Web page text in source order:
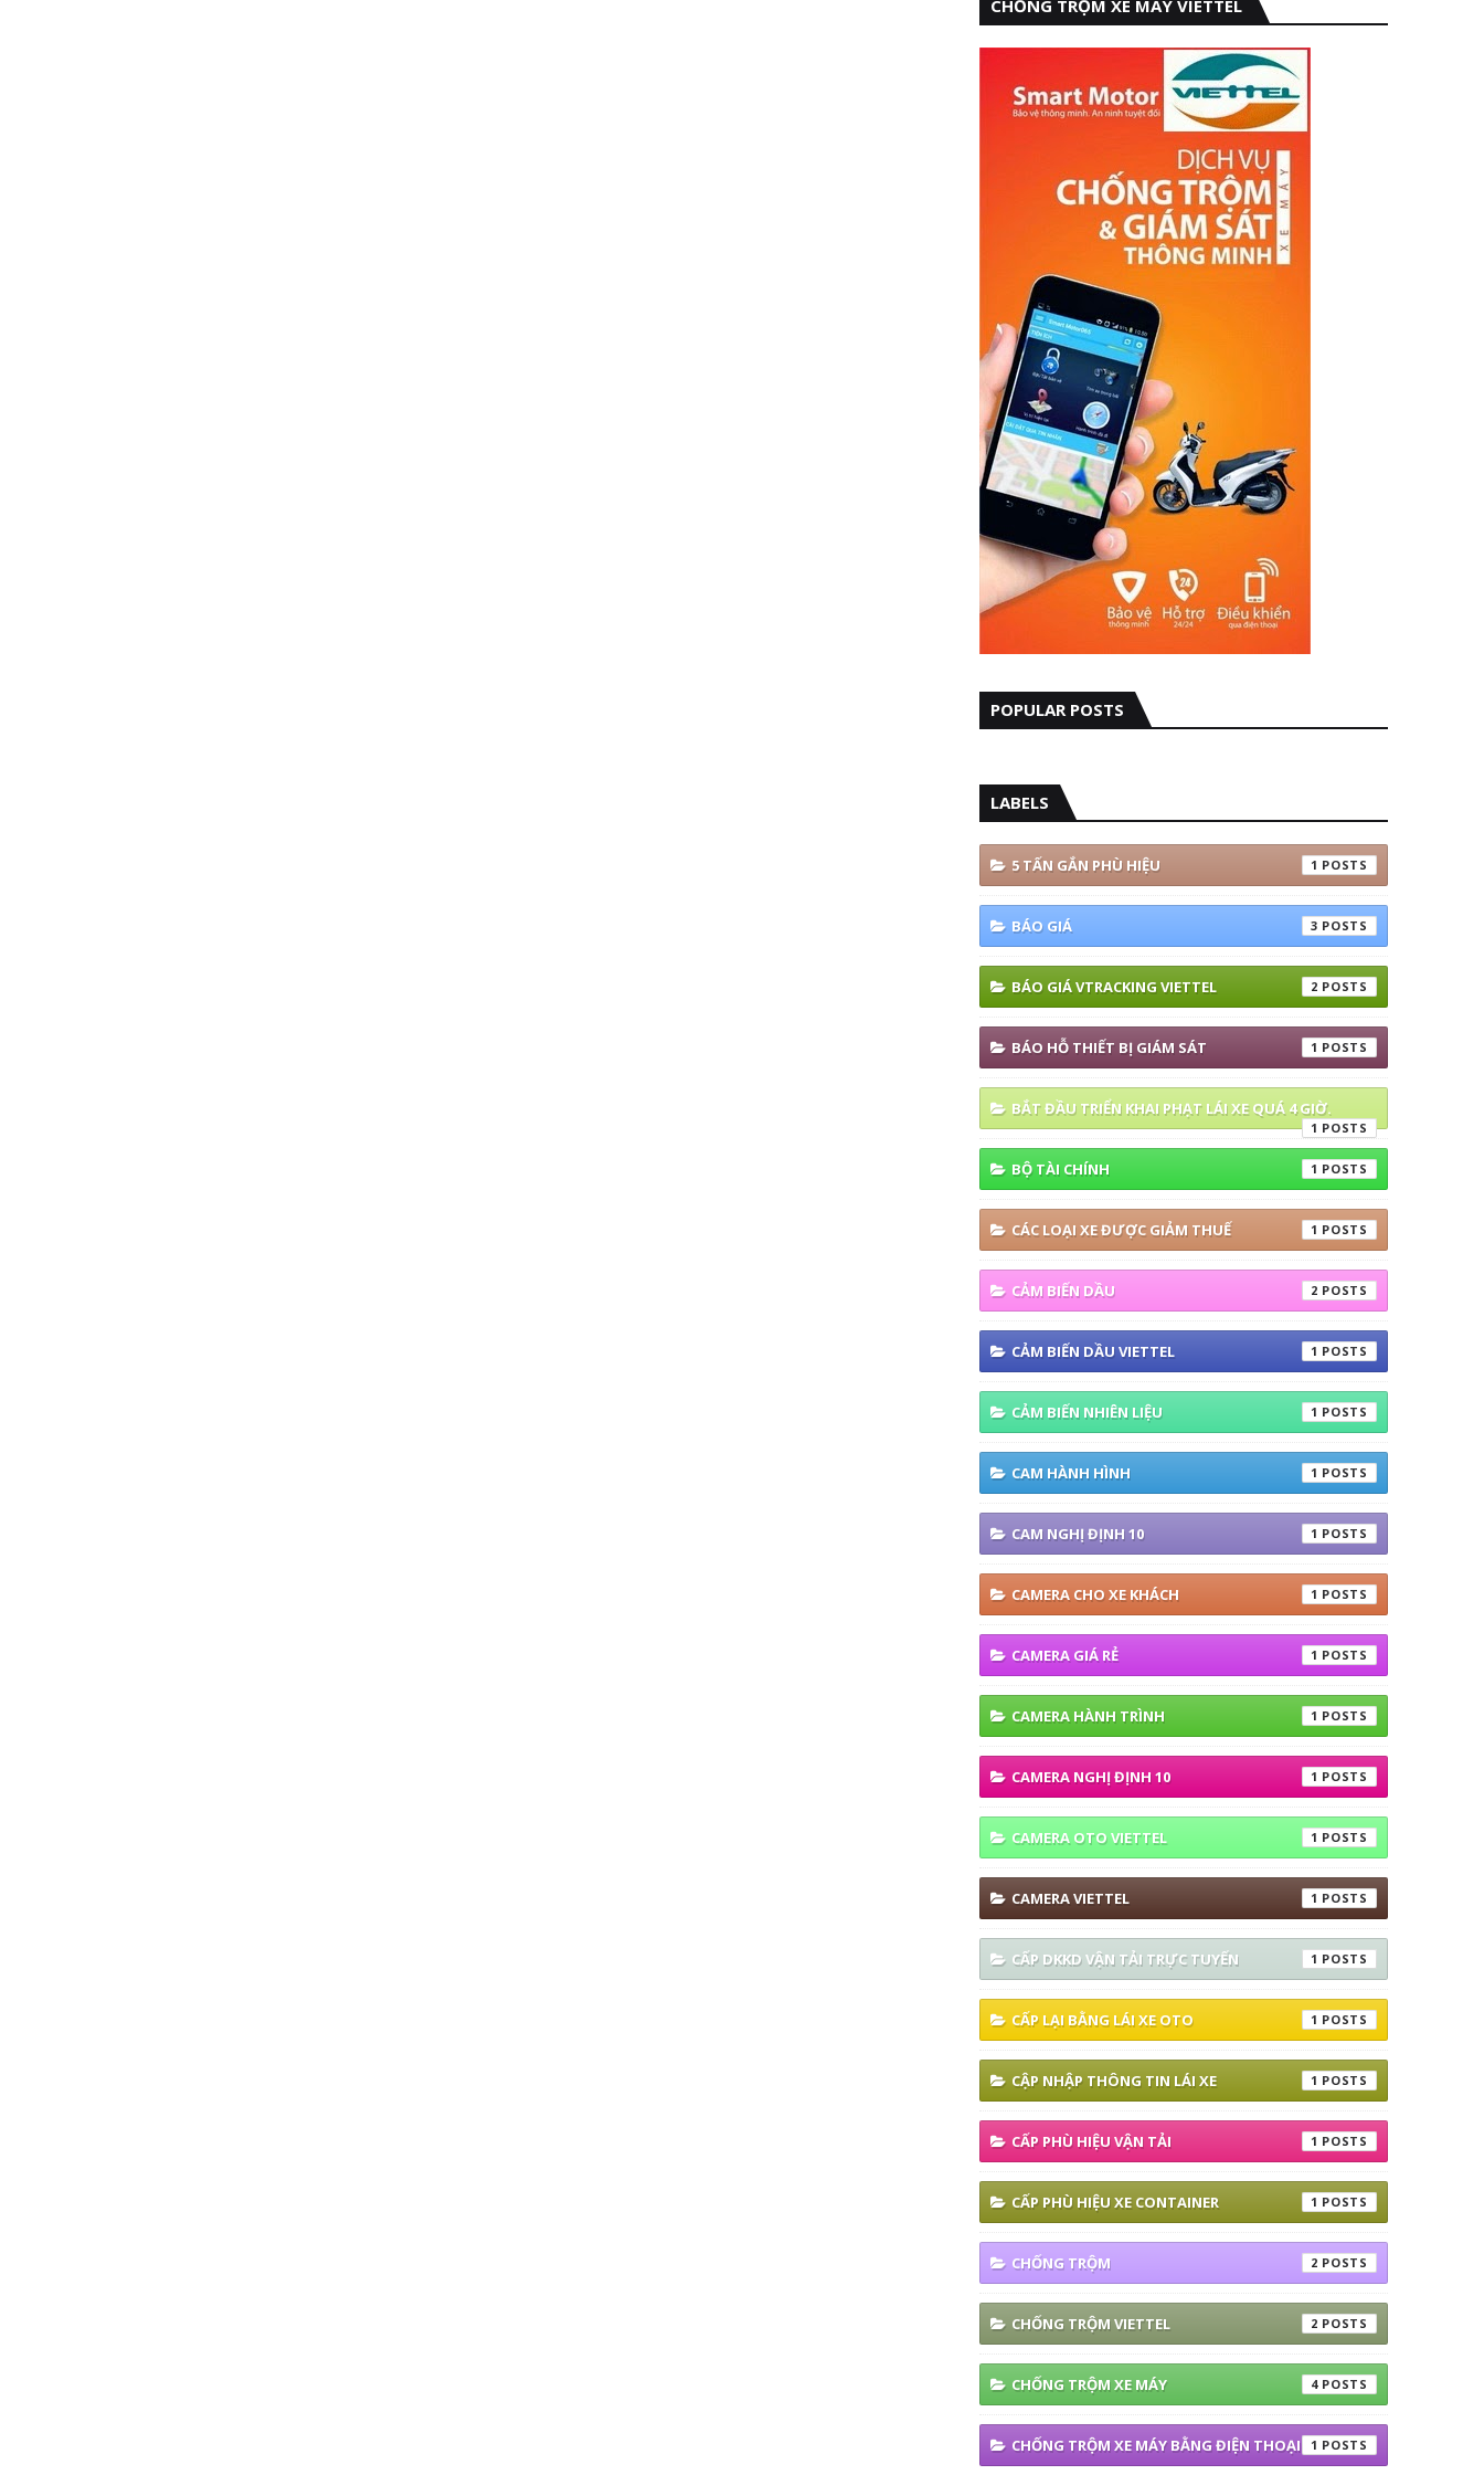
CHỐNG TRỘM XE MÁY VIETTEL
POPULAR POSTS
LABELS
5 TẤN GẮN PHÙ HIỆU 1
BÁO GIÁ 3
BÁO GIÁ VTRACKING VIETTEL 2
BÁO HỖ THIẾT BỊ GIÁM SÁT 1
BẮT ĐẦU TRIỂN KHAI PHẠT LÁI XE QUÁ 4 GIỜ.
1
BỘ TÀI CHÍNH 1
CÁC LOẠI XE ĐƯỢC GIẢM THUẾ 1
CẢM BIẾN DẦU 2
CẢM BIẾN DẦU VIETTEL 1
CẢM BIẾN NHIÊN LIỆU 1
CAM HÀNH HÌNH 1
CAM NGHỊ ĐỊNH 10 1
CAMERA CHO XE KHÁCH 1
CAMERA GIÁ RẺ 1
CAMERA HÀNH TRÌNH 1
CAMERA NGHỊ ĐỊNH 10 1
CAMERA OTO VIETTEL 1
CAMERA VIETTEL 1
CẤP DKKD VẬN TẢI TRỰC TUYẾN 1
CẤP LẠI BẰNG LÁI XE OTO 1
CẬP NHẬP THÔNG TIN LÁI XE 1
CẤP PHÙ HIỆU VẬN TẢI 1
CẤP PHÙ HIỆU XE CONTAINER 1
CHỐNG TRỘM 2
CHỐNG TRỘM VIETTEL 2
CHỐNG TRỘM XE MÁY 4
CHỐNG TRỘM XE MÁY BẰNG ĐIỆN THOẠI 1